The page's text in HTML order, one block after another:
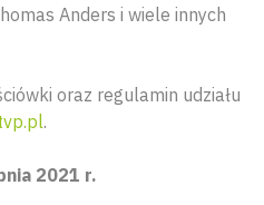
Anders i wiele innych
oraz regulamin udziału
.
2021 r.